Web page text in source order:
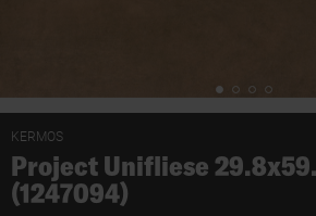
KERMOS
Project Unifliese
(1247094)